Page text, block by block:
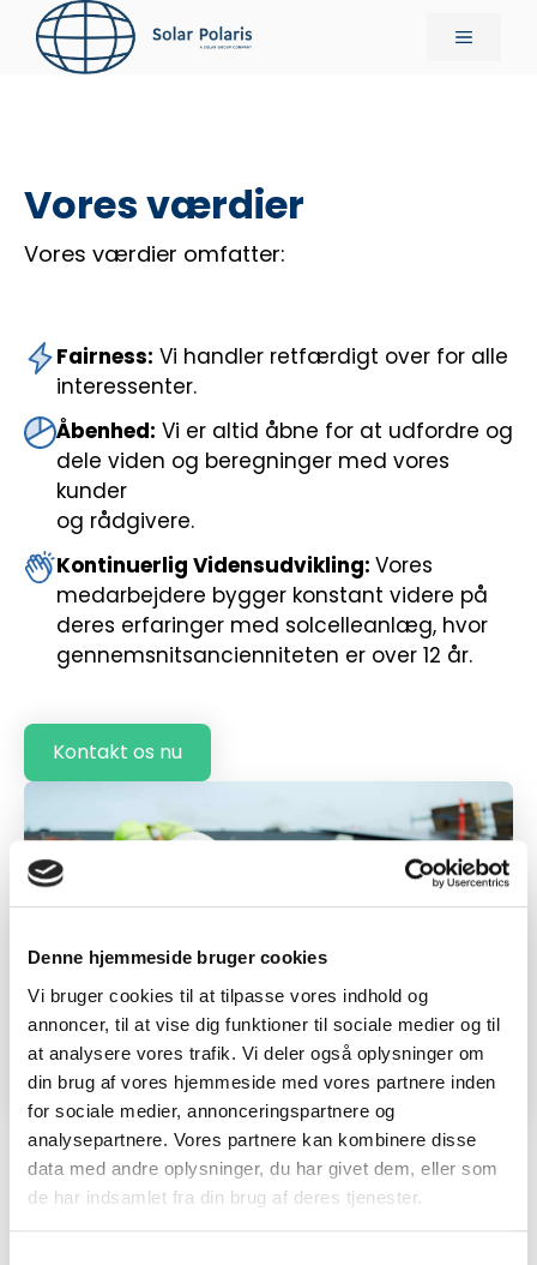
Denne hjemmeside bruger cookies
Vi bruger cookies til at tilpasse vores indhold og
annoncer, til at vise dig funktioner til sociale medier og til
at analysere vores trafik. Vi deler også oplysninger om
din brug af vores hjemmeside med vores partnere inden
for sociale medier, annonceringspartnere og
analysepartnere. Vores partnere kan kombinere disse
data med andre oplysninger, du har givet dem, eller som
de har indsamlet fra din brug af deres tjenester.
indhold
Menu
Vores værdier
Vores værdier omfatter:
Fairness: Vi handler retfærdigt over for alle
interessenter.
Åbenhed: Vi er altid åbne for at udfordre og
dele viden og beregninger med vores
kunder
og rådgivere.
Kontinuerlig Vidensudvikling: Vores
medarbejdere bygger konstant videre på
deres erfaringer med solcelleanlæg, hvor
gennemsnitsancienniteten er over 12 år.
Kontakt os nu